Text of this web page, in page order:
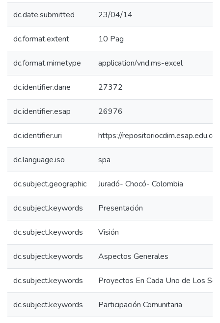
dc.date.submitted 23/04/14
dc.format.extent 10 Pag
dc.format.mimetype application/vnd.ms-excel
dc.identifier.dane 27372
dc.identifier.esap 26976
dc.identifier.uri https://
dc.language.iso spa
dc.subject.geographic Juradó- Chocó- Colombia
dc.subject.keywords Presentación
dc.subject.keywords Visión
dc.subject.keywords Aspectos Generales
dc.subject.keywords Proyectos En Cada Uno de Los
dc.subject.keywords Participación Comunitaria